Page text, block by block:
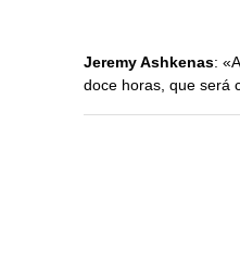
Jeremy Ashkenas:
doce horas, que será